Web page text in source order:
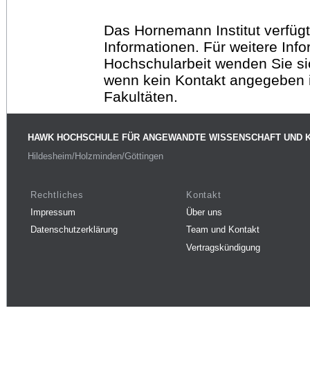
Das Hornemann Institut
Informationen. Für weitere
Hochschularbeit wenden Sie
wenn kein Kontakt
Fakultäten.
HAWK HOCHSCHULE FÜR ANGEWANDTE WISSENSCHAFT UND
Hildesheim/Holzminden/Göttingen
Rechtliches
Impressum
Datenschutzerklärung
Kontakt
Über uns
Team und Kontakt
Vertragskündigung